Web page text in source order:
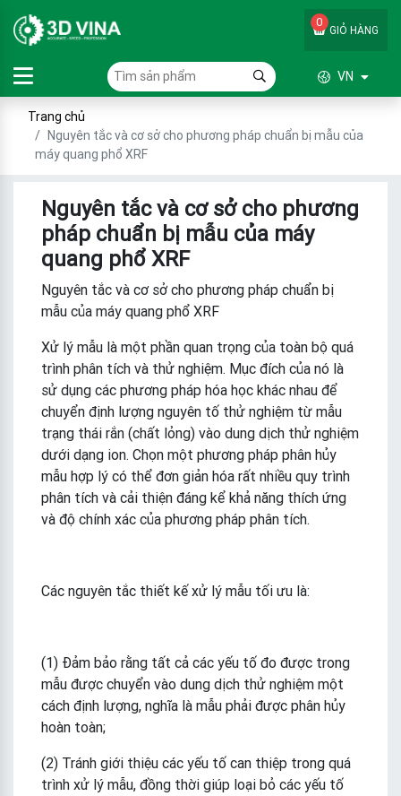
GIỎ HÀNG
0
VN
Trang chủ
Nguyên tắc và cơ sở cho phương pháp chuẩn bị mẫu của
máy quang phổ XRF
Nguyên tắc và cơ sở cho phương
pháp chuẩn bị mẫu của máy
quang phổ XRF
Nguyên tắc và cơ sở cho phương pháp chuẩn bị
mẫu của máy quang phổ XRF
Xử lý mẫu là một phần quan trọng của toàn bộ quá
trình phân tích và thử nghiệm. Mục đích của nó là
sử dụng các phương pháp hóa học khác nhau để
chuyển định lượng nguyên tố thử nghiệm từ mẫu
trạng thái rắn (chất lỏng) vào dung dịch thử nghiệm
dưới dạng ion. Chọn một phương pháp phân hủy
mẫu hợp lý có thể đơn giản hóa rất nhiều quy trình
phân tích và cải thiện đáng kể khả năng thích ứng
và độ chính xác của phương pháp phân tích.
Các nguyên tắc thiết kế xử lý mẫu tối ưu là:
(1) Đảm bảo rằng tất cả các yếu tố đo được trong
mẫu được chuyển vào dung dịch thử nghiệm một
cách định lượng, nghĩa là mẫu phải được phân hủy
hoàn toàn;
(2) Tránh giới thiệu các yếu tố can thiệp trong quá
trình xử lý mẫu, đồng thời giúp loại bỏ các yếu tố